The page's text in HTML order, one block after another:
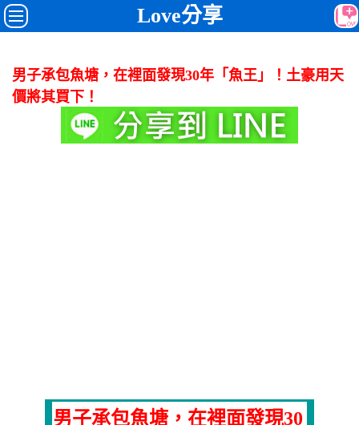
Love分享
男子承包魚塘，在裡面發現30年「魚王」！土豪用天
價將其買下！
男子承包魚塘，在裡面發現30